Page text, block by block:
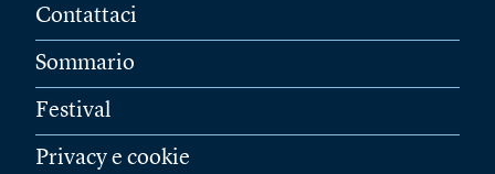
Contattaci
Sommario
Festival
Privacy e cookie